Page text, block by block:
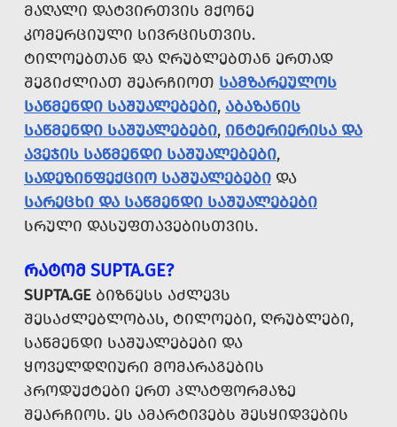
ᲛᲐᲦᲐᲚᲘ ᲓᲐᲢᲕᲘᲠᲗᲕᲘᲡ ᲛᲥᲝᲜᲔ
ᲙᲝᲛᲔᲠᲪᲘᲣᲚᲘ ᲡᲘᲕᲠᲪᲘᲡᲗᲕᲘᲡ.
ᲢᲘᲚᲝᲔᲑᲗᲐᲜ ᲓᲐ ᲦᲠᲣᲑᲚᲔᲑᲗᲐᲜ ᲔᲠᲗᲐᲓ
ᲨᲔᲒᲘᲫᲚᲘᲐᲗ ᲨᲔᲐᲠᲩᲘᲝᲗ ᲡᲐᲛᲖᲐᲠᲔᲣᲚᲝᲡ
ᲡᲐᲬᲛᲔᲜᲓᲘ ᲡᲐᲨᲣᲐᲚᲔᲑᲔᲑᲘ, ᲐᲑᲐᲖᲐᲜᲘᲡ
ᲡᲐᲬᲛᲔᲜᲓᲘ ᲡᲐᲨᲣᲐᲚᲔᲑᲔᲑᲘ, ᲘᲜᲢᲔᲠᲘᲔᲠᲘᲡᲐ ᲓᲐ
ᲐᲕᲔᲯᲘᲡ ᲡᲐᲬᲛᲔᲜᲓᲘ ᲡᲐᲨᲣᲐᲚᲔᲑᲔᲑᲘ,
ᲡᲐᲓᲔᲖᲘᲜᲤᲔᲥᲪᲘᲝ ᲡᲐᲨᲣᲐᲚᲔᲑᲔᲑᲘ ᲓᲐ
ᲡᲐᲠᲔᲪᲮᲘ ᲓᲐ ᲡᲐᲬᲛᲔᲜᲓᲘ ᲡᲐᲨᲣᲐᲚᲔᲑᲔᲑᲘ
ᲡᲠᲣᲚᲘ ᲓᲐᲡᲣᲤᲗᲐᲕᲔᲑᲘᲡᲗᲕᲘᲡ.
ᲠᲐᲢᲝᲛ SUPTA.GE?
SUPTA.GE ᲑᲘᲖᲜᲔᲡᲡ ᲐᲫᲚᲔᲕᲡ
ᲨᲔᲡᲐᲫᲚᲔᲑᲚᲝᲑᲐᲡ, ᲢᲘᲚᲝᲔᲑᲘ, ᲦᲠᲣᲑᲚᲔᲑᲘ,
ᲡᲐᲬᲛᲔᲜᲓᲘ ᲡᲐᲨᲣᲐᲚᲔᲑᲔᲑᲘ ᲓᲐ
ᲧᲝᲕᲔᲚᲓᲦᲘᲣᲠᲘ ᲛᲝᲛᲐᲠᲐᲒᲔᲑᲘᲡ
ᲞᲠᲝᲓᲣᲥᲢᲔᲑᲘ ᲔᲠᲗ ᲞᲚᲐᲢᲤᲝᲠᲛᲐᲖᲔ
ᲨᲔᲐᲠᲩᲘᲝᲡ. ᲔᲡ ᲐᲛᲐᲠᲢᲘᲕᲔᲑᲡ ᲨᲔᲡᲧᲘᲓᲕᲔᲑᲘᲡ